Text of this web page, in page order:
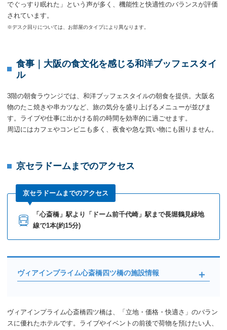
でぐっすり眠れた」という声が多く、機能性と快適性のバランスが評価
されています。
※デスク回りについては、お部屋のタイプにより異なります。
食事｜大阪の食文化を感じる和洋ブッフェスタイ
ル
3階の朝食ラウンジでは、和洋ブッフェスタイルの朝食を提供。大阪名
物のたこ焼きや串カツなど、旅の気分を盛り上げるメニューが並びま
す。ライブや仕事に出かける前の時間を効率的に過ごせます。
周辺にはカフェやコンビニも多く、夜食や急な買い物にも困りません。
京セラドームまでのアクセス
京セラドームまでのアクセス
「心斎橋」駅より「ドーム前千代崎」駅まで長堀鶴見緑地
線で1本(約15分)
ヴィアインプライム心斎橋四ツ橋の施設情報
ヴィアインプライム心斎橋四ツ橋は、「立地・価格・快適さ」のバラン
スに優れたホテルです。ライブやイベントの前後で荷物を預けたい人、